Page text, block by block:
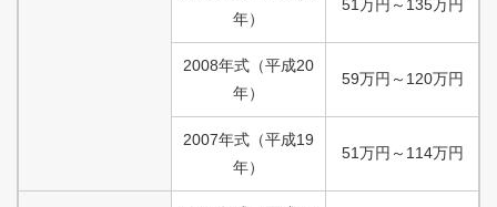
年）
51万円 ～ 135万円
2008年式 （平成20
年）
59万円 ～ 120万円
2007年式 （平成19
年）
51万円 ～ 114万円